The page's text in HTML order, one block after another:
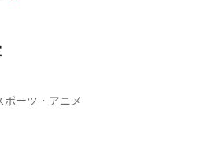
ーツ・アニメ